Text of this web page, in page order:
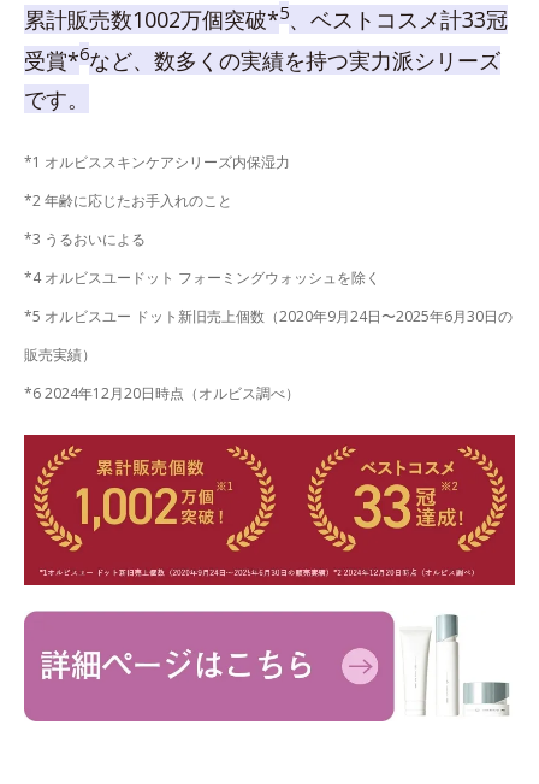
累計販売数1002万個突破*5、ベストコスメ計33冠
受賞*6など、数多くの実績を持つ実力派シリーズ
です。
*1 オルビススキンケアシリーズ内保湿力
*2 年齢に応じたお手入れのこと
*3 うるおいによる
*4 オルビスユードット フォーミングウォッシュを除く
*5 オルビスユー ドット新旧売上個数（2020年9月24日〜2025年6月30日の
販売実績）
*6 2024年12月20日時点（オルビス調べ）